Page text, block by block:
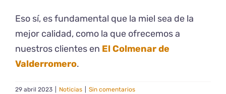
Eso sí, es fundamental que la miel sea de la
mejor calidad, como la que ofrecemos a
nuestros clientes en El Colmenar de
Valderromero.
29 abril 2023 Noticias Sin comentarios